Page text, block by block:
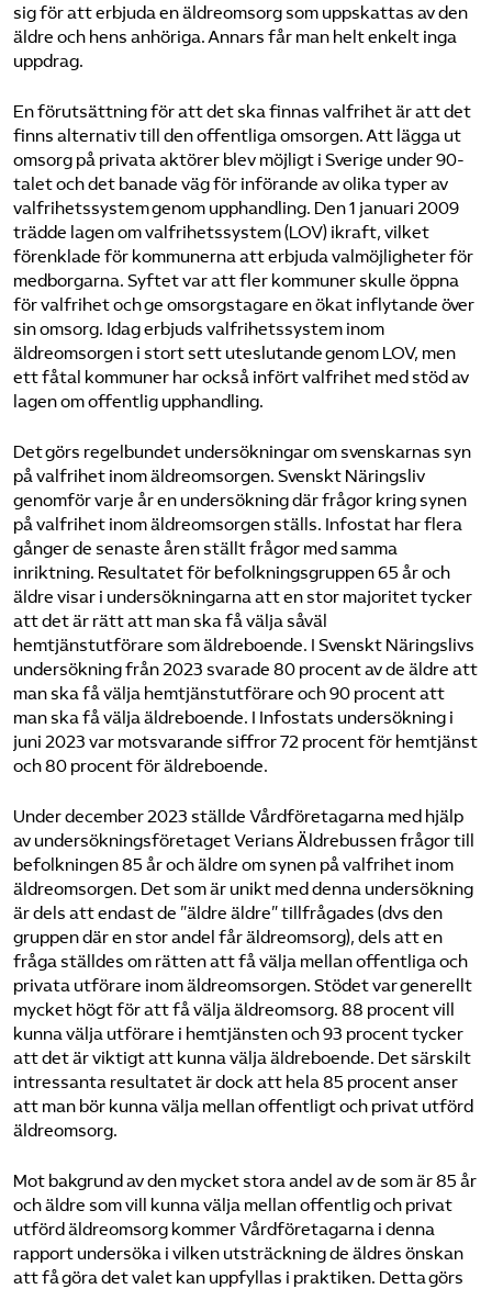
sig för att erbjuda en äldreomsorg som uppskattas av den
äldre och hens anhöriga. Annars får man helt enkelt inga
uppdrag.
En förutsättning för att det ska finnas valfrihet är att det
finns alternativ till den offentliga omsorgen. Att lägga ut
omsorg på privata aktörer blev möjligt i Sverige under 90-
talet och det banade väg för införande av olika typer av
valfrihetssystem genom upphandling. Den 1 januari 2009
trädde lagen om valfrihetssystem (LOV) ikraft, vilket
förenklade för kommunerna att erbjuda valmöjligheter för
medborgarna. Syftet var att fler kommuner skulle öppna
för valfrihet och ge omsorgstagare en ökat inflytande över
sin omsorg. Idag erbjuds valfrihetssystem inom
äldreomsorgen i stort sett uteslutande genom LOV, men
ett fåtal kommuner har också infört valfrihet med stöd av
lagen om offentlig upphandling.
Det görs regelbundet undersökningar om svenskarnas syn
på valfrihet inom äldreomsorgen. Svenskt Näringsliv
genomför varje år en undersökning där frågor kring synen
på valfrihet inom äldreomsorgen ställs. Infostat har flera
gånger de senaste åren ställt frågor med samma
inriktning. Resultatet för befolkningsgruppen 65 år och
äldre visar i undersökningarna att en stor majoritet tycker
att det är rätt att man ska få välja såväl
hemtjänstutförare som äldreboende. I Svenskt Näringslivs
undersökning från 2023 svarade 80 procent av de äldre att
man ska få välja hemtjänstutförare och 90 procent att
man ska få välja äldreboende. I Infostats undersökning i
juni 2023 var motsvarande siffror 72 procent för hemtjänst
och 80 procent för äldreboende.
Under december 2023 ställde Vårdföretagarna med hjälp
av undersökningsföretaget Verians Äldrebussen frågor till
befolkningen 85 år och äldre om synen på valfrihet inom
äldreomsorgen. Det som är unikt med denna undersökning
är dels att endast de ”äldre äldre” tillfrågades (dvs den
gruppen där en stor andel får äldreomsorg), dels att en
fråga ställdes om rätten att få välja mellan offentliga och
privata utförare inom äldreomsorgen. Stödet var generellt
mycket högt för att få välja äldreomsorg. 88 procent vill
kunna välja utförare i hemtjänsten och 93 procent tycker
att det är viktigt att kunna välja äldreboende. Det särskilt
intressanta resultatet är dock att hela 85 procent anser
att man bör kunna välja mellan offentligt och privat utförd
äldreomsorg.
Mot bakgrund av den mycket stora andel av de som är 85 år
och äldre som vill kunna välja mellan offentlig och privat
utförd äldreomsorg kommer Vårdföretagarna i denna
rapport undersöka i vilken utsträckning de äldres önskan
att få göra det valet kan uppfyllas i praktiken. Detta görs